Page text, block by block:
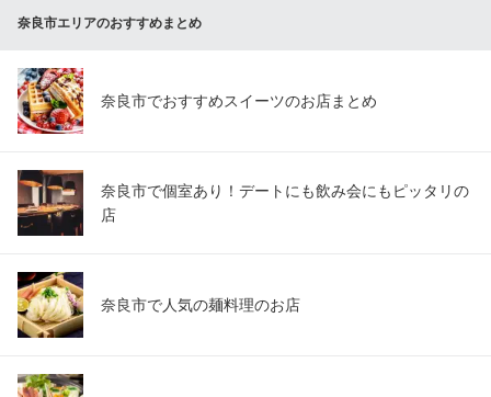
回転寿司
奈良県奈良市柏木町527-5
奈良市エリアのおすすめまとめ
奈良市でおすすめスイーツのお店まとめ
奈良市で個室あり！デートにも飲み会にもピッタリの
店
奈良市で人気の麺料理のお店